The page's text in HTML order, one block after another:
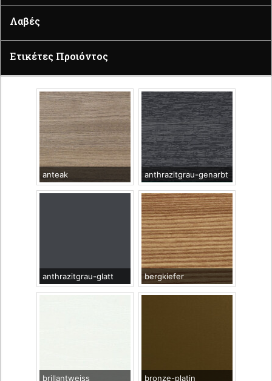
Λαβές
Ετικέτες Προιόντος
anteak anthrazitgrau-genarbt
anthrazitgrau-glatt bergkiefer
brillantweiss bronze-platin